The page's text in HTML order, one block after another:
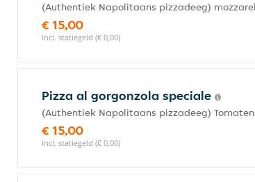
(Authentiek Napolitaans pizzadeeg)
€ 15,00
incl. statiegeld (€ 0,00)
Pizza al gorgonzola speciale
(Authentiek Napolitaans pizzadeeg)
€ 15,00
incl. statiegeld (€ 0,00)